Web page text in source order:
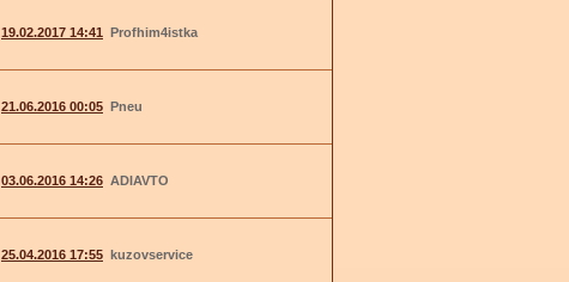
19.02.2017 14:41 Profhim4istka
21.06.2016 00:05 Pneu
03.06.2016 14:26 ADIAVTO
25.04.2016 17:55 kuzovservice